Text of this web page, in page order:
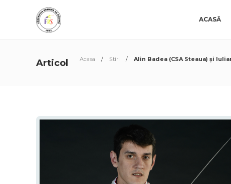
ACASĂ
Articol Acasa Știri
Alin Badea (CSA Steaua) și